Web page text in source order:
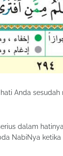
Anda
dalam